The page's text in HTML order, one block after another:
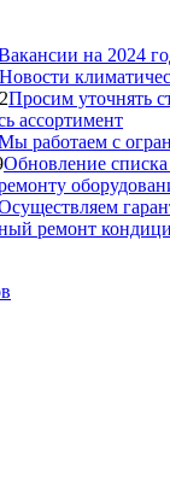
на 2024
Новости
Просим уточнять
ассортимент
работаем с
Обновление
ремонт